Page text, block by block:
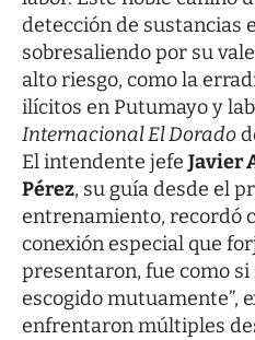
detección de sustancias
sobresaliendo por su
alto riesgo, como la
ilícitos en Putumayo y
Internacional El Dorado
El intendente jefe Javier
Pérez, su guía desde el
entrenamiento, recordó
conexión especial que
presentaron, fue como
escogido mutuamente”,
enfrentaron múltiples